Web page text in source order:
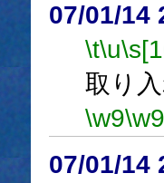
07/01/14
\t\u
取り
\w9\w9
07/01/14